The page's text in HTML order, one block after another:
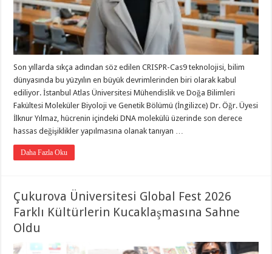
Son yıllarda sıkça adından söz edilen CRISPR-Cas9 teknolojisi, bilim
dünyasında bu yüzyılın en büyük devrimlerinden biri olarak kabul
ediliyor. İstanbul Atlas Üniversitesi Mühendislik ve Doğa Bilimleri
Fakültesi Moleküler Biyoloji ve Genetik Bölümü (İngilizce) Dr. Öğr. Üyesi
İlknur Yılmaz, hücrenin içindeki DNA molekülü üzerinde son derece
hassas değişiklikler yapılmasına olanak tanıyan …
Daha Fazla Oku
Çukurova Üniversitesi Global Fest 2026
Farklı Kültürlerin Kucaklaşmasına Sahne
Oldu